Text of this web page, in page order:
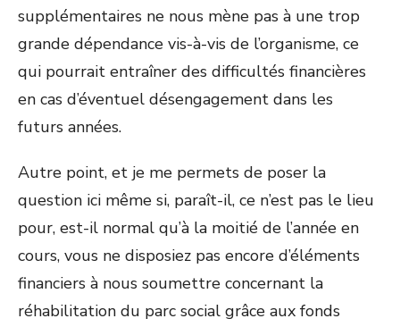
supplémentaires ne nous mène pas à une trop
grande dépendance vis-à-vis de l’organisme, ce
qui pourrait entraîner des difficultés financières
en cas d’éventuel désengagement dans les
futurs années.
Autre point, et je me permets de poser la
question ici même si, paraît-il, ce n’est pas le lieu
pour, est-il normal qu’à la moitié de l’année en
cours, vous ne disposiez pas encore d’éléments
financiers à nous soumettre concernant la
réhabilitation du parc social grâce aux fonds